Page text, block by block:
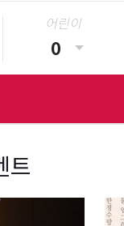
어린이
트